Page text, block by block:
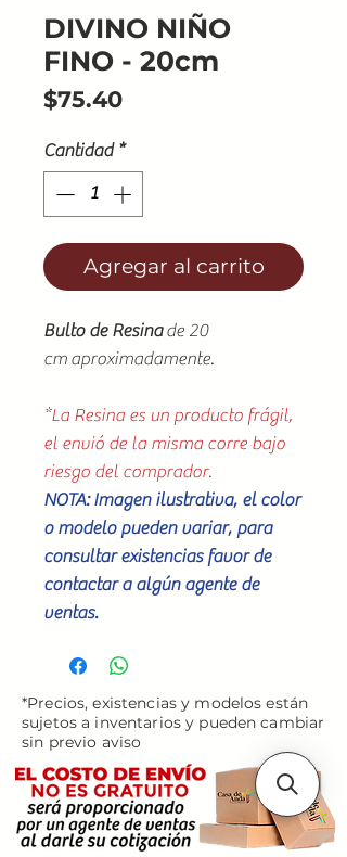
DIVINO NIÑO
FINO - 20cm
$75.40Precio
Cantidad *
Agregar al carrito
Bulto de Resinade 20
cm aproximadamente.
*La Resina es un producto frágil,
el envió de la misma corre bajo
riesgo del comprador.
NOTA: Imagen ilustrativa, el color
o modelo pueden variar, para
consultar existencias favor de
contactar a algún agente de
ventas.
*Precios, existencias y modelos están
sujetos a inventarios y pueden cambiar
sin previo aviso